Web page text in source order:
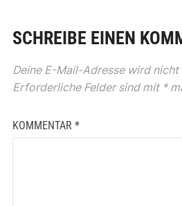
SCHREIBE EINEN
Deine E-Mail-Adresse wird
Erforderliche Felder sind mit *
KOMMENTAR *